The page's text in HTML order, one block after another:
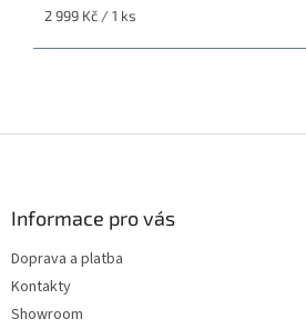
Měrná
2 999 Kč / 1 ks
Informace pro vás
Doprava a platba
Kontakty
Showroom